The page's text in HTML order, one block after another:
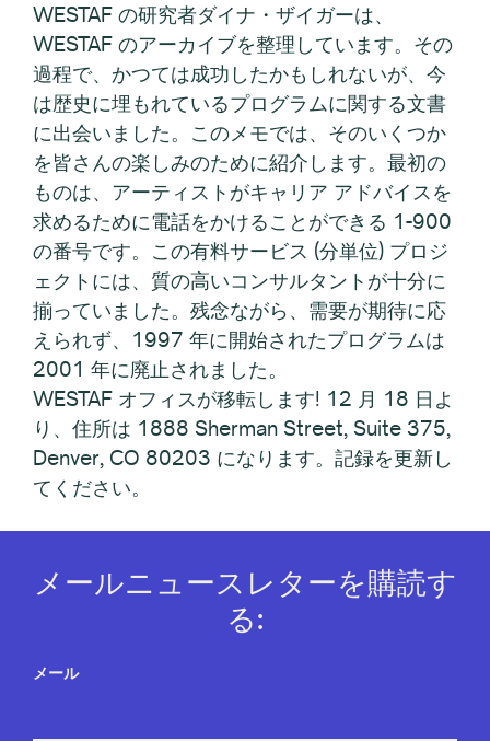
WESTAF の研究者ダイナ・ザイガーは、
WESTAF のアーカイブを整理しています。その
過程で、かつては成功したかもしれないが、今
は歴史に埋もれているプログラムに関する文書
に出会いました。このメモでは、そのいくつか
を皆さんの楽しみのために紹介します。最初の
ものは、アーティストがキャリア アドバイスを
求めるために電話をかけることができる 1-900
の番号です。この有料サービス (分単位) プロジ
ェクトには、質の高いコンサルタントが十分に
揃っていました。残念ながら、需要が期待に応
えられず、1997 年に開始されたプログラムは
2001 年に廃止されました。
WESTAF オフィスが移転します! 12 月 18 日よ
り、住所は 1888 Sherman Street, Suite 375,
Denver, CO 80203 になります。記録を更新し
てください。
メールニュースレターを購読す
る:
メール